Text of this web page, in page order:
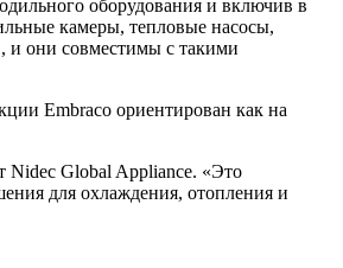
оборудования и включив в
камеры, тепловые насосы,
и они совместимы с такими
Embraco ориентирован как на
Nidec Global Appliance. «Это
для охлаждения, отопления и